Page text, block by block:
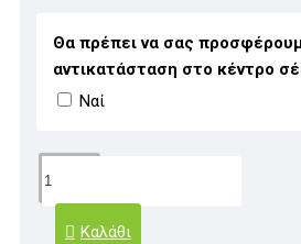
Θα πρέπει να σας
αντικατάσταση στο κέντρο
Ναί
Καλάθι